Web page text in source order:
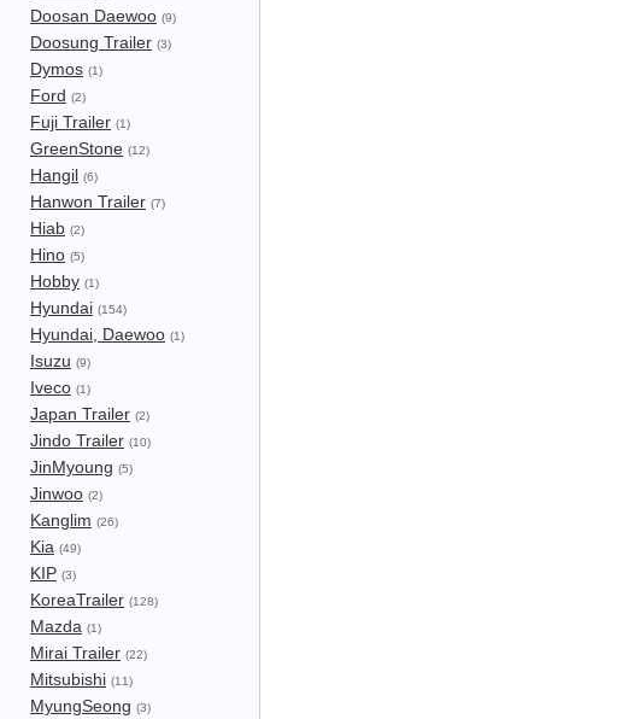
Doosan Daewoo (9)
Doosung Trailer (3)
Dymos (1)
Ford (2)
Fuji Trailer (1)
GreenStone (12)
Hangil (6)
Hanwon Trailer (7)
Hiab (2)
Hino (5)
Hobby (1)
Hyundai (154)
Hyundai, Daewoo (1)
Isuzu (9)
Iveco (1)
Japan Trailer (2)
Jindo Trailer (10)
JinMyoung (5)
Jinwoo (2)
Kanglim (26)
Kia (49)
KIP (3)
KoreaTrailer (128)
Mazda (1)
Mirai Trailer (22)
Mitsubishi (11)
MyungSeong (3)